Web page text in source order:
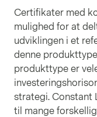
Certifikater med
mulighed for at
udviklingen i et
denne
produkttype er
strategi. Constant
til mange